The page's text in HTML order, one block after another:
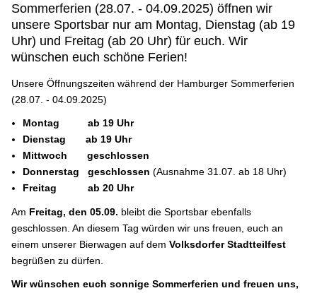
Sommerferien (28.07. - 04.09.2025) öffnen wir
unsere Sportsbar nur am Montag, Dienstag (ab 19
Uhr) und Freitag (ab 20 Uhr) für euch. Wir
wünschen euch schöne Ferien!
Unsere Öffnungszeiten während der Hamburger Sommerferien
(28.07. - 04.09.2025)
Montag ab 19 Uhr
Dienstag ab 19 Uhr
Mittwoch geschlossen
Donnerstag geschlossen(Ausnahme 31.07. ab 18 Uhr)
Freitag ab 20 Uhr
Am Freitag, den 05.09. bleibt die Sportsbar ebenfalls
geschlossen. An diesem Tag würden wir uns freuen, euch an
einem unserer Bierwagen auf dem Volksdorfer Stadtteilfest
begrüßen zu dürfen.
Wir wünschen euch sonnige Sommerferien und freuen uns,